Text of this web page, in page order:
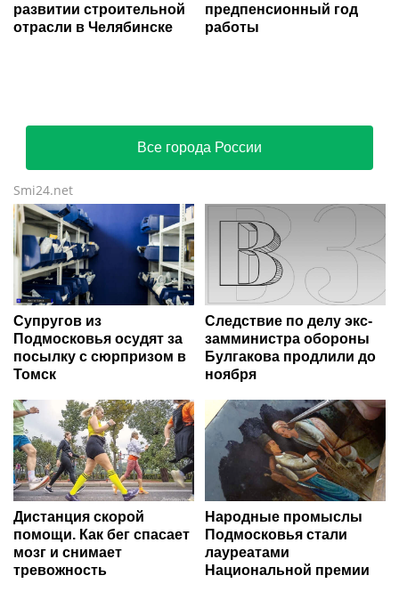
развитии строительной
отрасли в Челябинске
предпенсионный год
работы
Все города России
Smi24.net
Супругов из
Подмосковья осудят за
посылку с сюрпризом в
Томск
Следствие по делу экс-
замминистра обороны
Булгакова продлили до
ноября
Дистанция скорой
помощи. Как бег спасает
мозг и снимает
тревожность
Народные промыслы
Подмосковья стали
лауреатами
Национальной премии